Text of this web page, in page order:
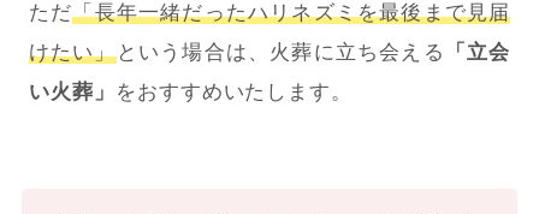
ただ「長年一緒だったハリネズミを最後まで見届
けたい」という場合は、火葬に立ち会える
「立会
い火葬」
をおすすめいたします。